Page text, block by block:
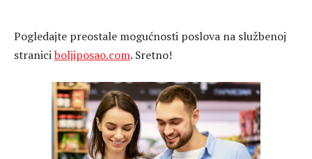
Pogledajte preostale mogućnosti poslova na službenoj
straniciboljiposao.com. Sretno!